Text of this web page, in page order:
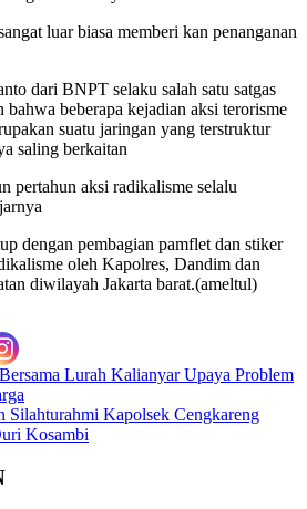
luar biasa memberi kan penanganan
dari BNPT selaku salah satu satgas
bahwa beberapa kejadian aksi terorisme
suatu jaringan yang terstruktur
saling berkaitan
pertahun aksi radikalisme selalu
dengan pembagian pamflet dan stiker
oleh Kapolres, Dandim dan
diwilayah Jakarta barat.(ameltul)
Lurah Kalianyar Upaya Problem
Silahturahmi Kapolsek Cengkareng
Kosambi